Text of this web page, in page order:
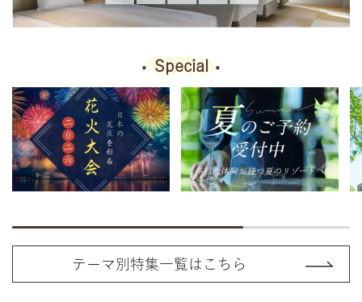
Special
テーマ別特集一覧はこちら